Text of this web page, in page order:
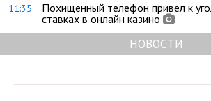
11:35
Похищенный телефон привел к
ставках в онлайн казино
НОВОСТИ